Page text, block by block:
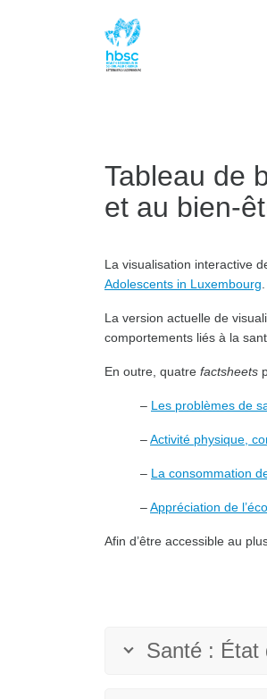
Tableau de
et au bien-
La visualisation interactive
Adolescents in Luxembourg
La version actuelle de
comportements liés à la
En outre, quatre factsheets
– Les problèmes de
–Activité physique,
– La consommation
–Appréciation de
Afin d’être accessible au
Santé : État